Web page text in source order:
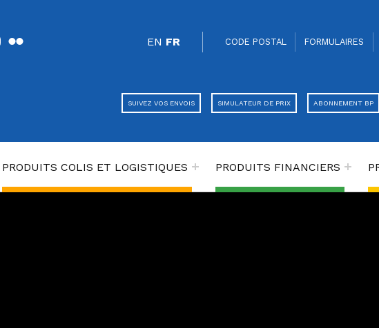
TRADUCTEUR
EN FR
SÉPARATEUR
CODE POSTAL
FORMULAIRES
SUIVEZ VOS ENVOIS SIMULATEUR DE PRIX ABONNEMENT BP
PRODUITS COLIS ET LOGISTIQUES PRODUITS FINANCIERS